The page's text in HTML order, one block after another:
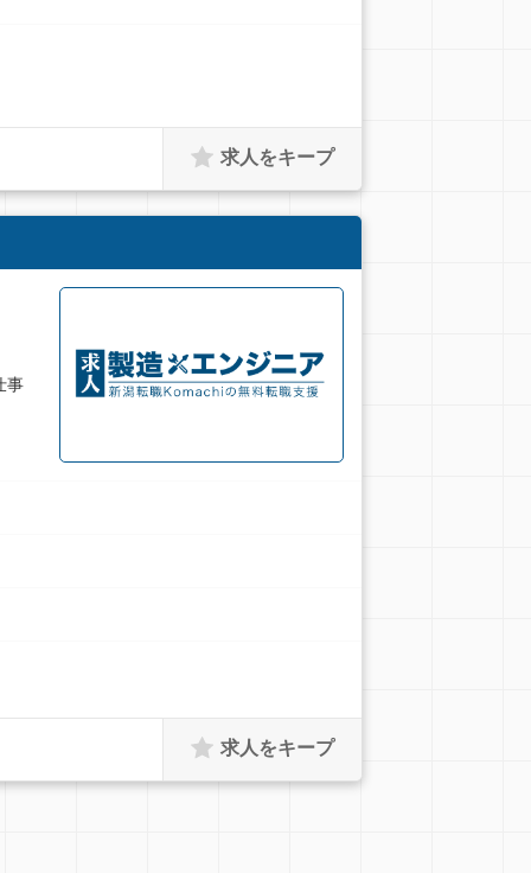
求人をキープ
事
求人をキープ